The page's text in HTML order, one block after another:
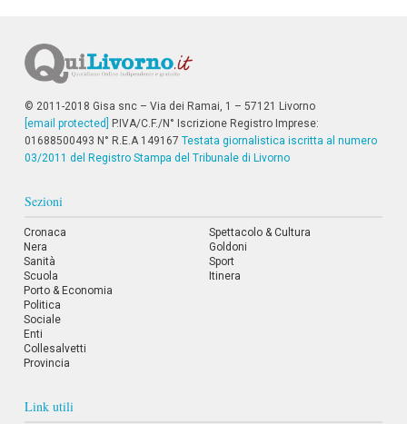
© 2011-2018 Gisa snc – Via dei Ramai, 1 – 57121 Livorno
[email protected]
P.IVA/C.F./N° Iscrizione Registro Imprese:
01688500493 N° R.E.A 149167 Testata giornalistica iscritta al numero
03/2011 del Registro Stampa del Tribunale di Livorno
Sezioni
Cronaca
Nera
Sanità
Scuola
Porto & Economia
Politica
Sociale
Enti
Collesalvetti
Provincia
Spettacolo & Cultura
Goldoni
Sport
Itinera
Link utili